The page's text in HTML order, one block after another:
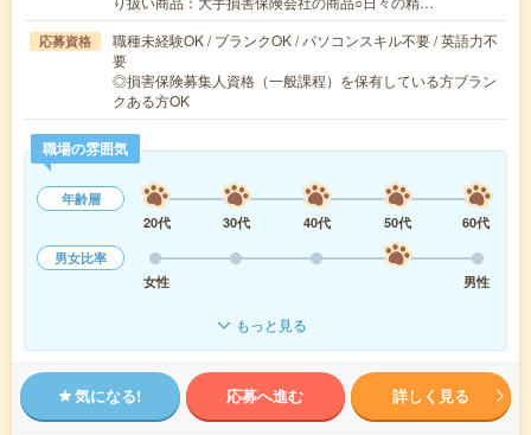
応募資格
職種未経験OK / ブランクOK / パソコンスキル不要 / 英語力不
要
◎損害保険募集人資格（一般課程）を保有している方ブラン
クある方OK
職場の雰囲気
年齢層
20代
30代 40代 50代
60代
男女比率
女性
男性
もっと見る
気になる! 応募へ進む 詳しく見る